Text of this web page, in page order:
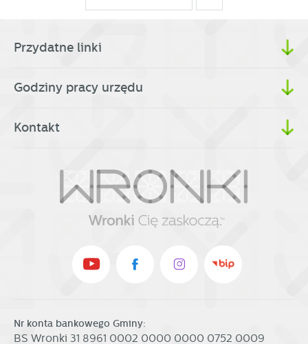
Przydatne linki
Godziny pracy urzędu
Kontakt
Nr konta bankowego Gminy:
BS Wronki 31 8961 0002 0000 0000 0752 0009